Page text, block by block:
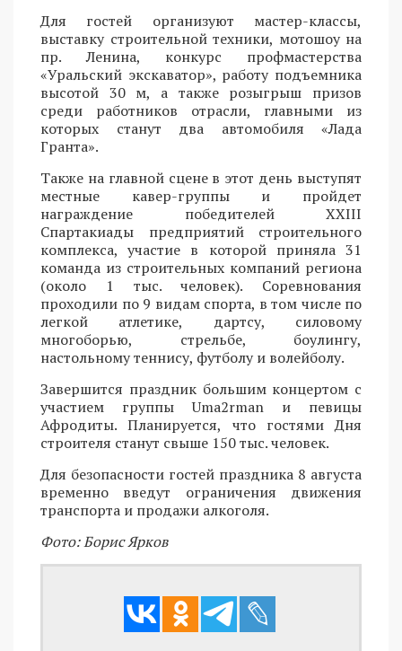
Для гостей организуют мастер-классы,
выставку строительной техники, мотошоу на
пр. Ленина, конкурс профмастерства
«Уральский экскаватор», работу подъемника
высотой 30 м, а также розыгрыш призов
среди работников отрасли, главными из
которых станут два автомобиля «Лада
Гранта».
Также на главной сцене в этот день выступят
местные кавер-группы и пройдет
награждение победителей XXIII
Спартакиады предприятий строительного
комплекса, участие в которой приняла 31
команда из строительных компаний региона
(около 1 тыс. человек). Соревнования
проходили по 9 видам спорта, в том числе по
легкой атлетике, дартсу, силовому
многоборью, стрельбе, боулингу,
настольному теннису, футболу и волейболу.
Завершится праздник большим концертом с
участием группы Uma2rman и певицы
Афродиты. Планируется, что гостями Дня
строителя станут свыше 150 тыс. человек.
Для безопасности гостей праздника 8 августа
временно введут ограничения движения
транспорта и продажи алкоголя.
Фото: Борис Ярков